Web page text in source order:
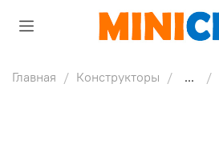
Главная Конструкторы ...